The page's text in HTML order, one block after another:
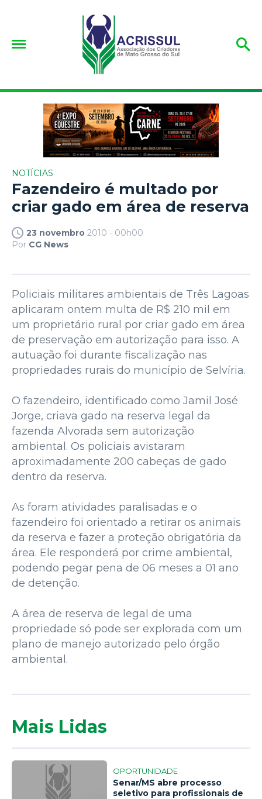
NOTÍCIAS
Fazendeiro é multado por
criar gado em área de reserva
23 novembro 2010 - 00h00
Por CG News
Policiais militares ambientais de Três Lagoas
aplicaram ontem multa de R$ 210 mil em
um proprietário rural por criar gado em área
de preservação em autorização para isso. A
autuação foi durante fiscalização nas
propriedades rurais do município de Selvíria.
O fazendeiro, identificado como Jamil José
Jorge, criava gado na reserva legal da
fazenda Alvorada sem autorização
ambiental. Os policiais avistaram
aproximadamente 200 cabeças de gado
dentro da reserva.
As foram atividades paralisadas e o
fazendeiro foi orientado a retirar os animais
da reserva e fazer a proteção obrigatória da
área. Ele responderá por crime ambiental,
podendo pegar pena de 06 meses a 01 ano
de detenção.
A área de reserva de legal de uma
propriedade só pode ser explorada com um
plano de manejo autorizado pelo órgão
ambiental.
Mais Lidas
OPORTUNIDADE
Senar/MS abre processo
seletivo para profissionais de